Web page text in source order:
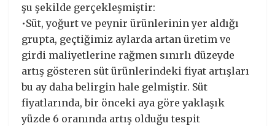
şu şekilde gerçekleşmiştir:
•Süt, yoğurt ve peynir ürünlerinin yer aldığı
grupta, geçtiğimiz aylarda artan üretim ve
girdi maliyetlerine rağmen sınırlı düzeyde
artış gösteren süt ürünlerindeki fiyat artışları
bu ay daha belirgin hale gelmiştir. Süt
fiyatlarında, bir önceki aya göre yaklaşık
yüzde 6 oranında artış olduğu tespit